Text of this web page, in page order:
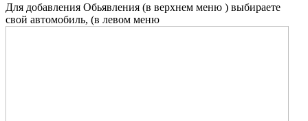
Для добавления Обьявления (в верхнем меню ) выбираете
свой автомобиль, (в левом меню